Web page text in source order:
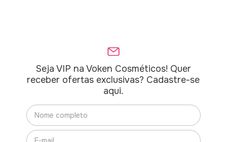
Seja VIP na Voken Cosméticos! Quer
receber ofertas exclusivas? Cadastre-se
aqui.